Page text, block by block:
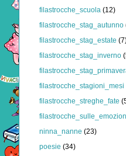
filastrocche_scuola (12)
filastrocche_stag_autunno
filastrocche_stag_estate
filastrocche_stag_inverno
filastrocche_stagioni_mesi
filastrocche_streghe_fate
ninna_nanne (23)
poesie (34)